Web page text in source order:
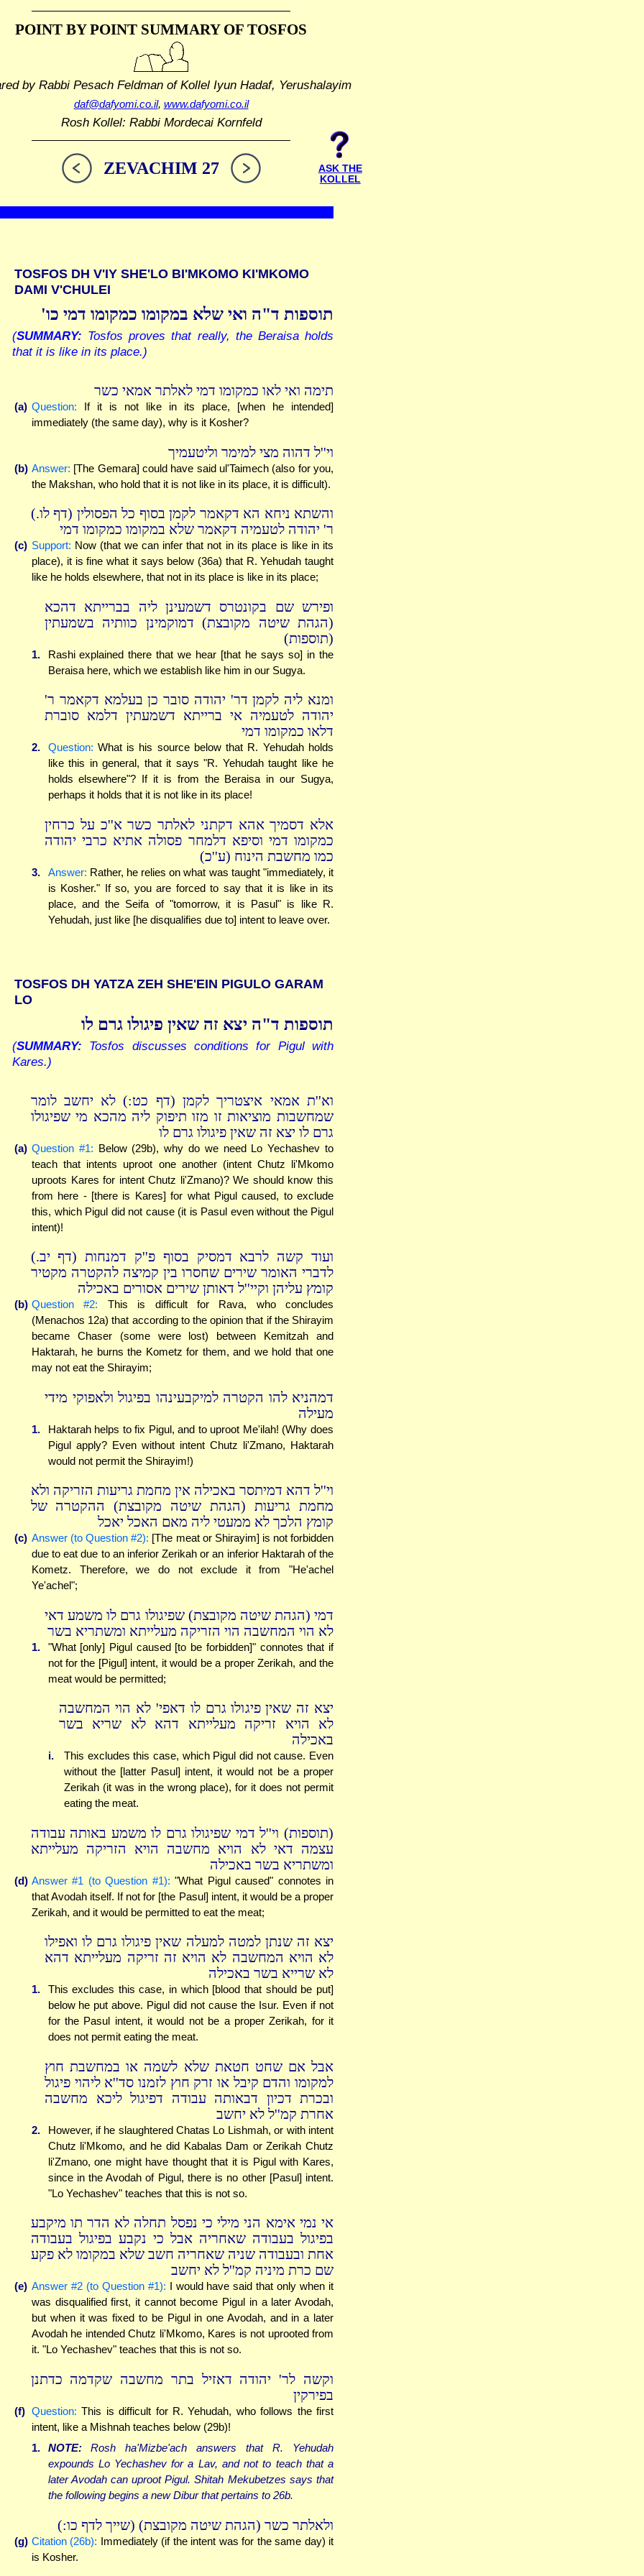
POINT BY POINT SUMMARYOF TOSFOS
by Rabbi Pesach Feldmanof Kollel Iyun Hadaf, Yerushalayim
daf@dafyomi.co.il, www.dafyomi.co.il
Rosh Kollel: Rabbi Mordecai Kornfeld
ZEVACHIM 27
ASK THE
KOLLEL
TOSFOS DH V'IY SHE'LO BI'MKOMO KI'MKOMO
DAMI V'CHULEI
תוספות ד"ה ואי שלא במקומו כמקומו דמי כו'
(SUMMARY: Tosfos proves that really, the Beraisa holds
that it is like in its place.)
תימה ואי לאו כמקומו דמי לאלתר אמאי כשר
(a) Question: If it is not like in its place, [when he intended]
immediately (the same day), why is it Kosher?
וי''ל דהוה מצי למימר וליטעמיך
(b) Answer: [The Gemara] could have said ul'Taimech (also for you,
the Makshan, who hold that it is not like in its place, it is difficult).
והשתא ניחא הא דקאמר לקמן בסוף כל הפסולין (דף לו.)
ר' יהודה לטעמיה דקאמר שלא במקומו כמקומו דמי
(c) Support: Now (that we can infer that not in its place is like in its
place), it is fine what it says below (36a) that R. Yehudah taught
like he holds elsewhere, that not in its place is like in its place;
ופירש שם בקונטרס דשמעינן ליה בברייתא דהכא
(הגהת שיטה מקובצת) דמוקמינן כוותיה בשמעתין
(תוספות)
1.
Rashi explained there that we hear [that he says so] in the
Beraisa here, which we establish like him in our Sugya.
ומנא ליה לקמן דר' יהודה סובר כן בעלמא דקאמר ר'
יהודה לטעמיה אי ברייתא דשמעתין דלמא סוברת
דלאו כמקומו דמי
2. Question: What is his source below that R. Yehudah holds
like this in general, that it says "R. Yehudah taught like he
holds elsewhere"? If it is from the Beraisa in our Sugya,
perhaps it holds that it is not like in its place!
אלא דסמיך אהא דקתני לאלתר כשר א''כ על כרחין
כמקומו דמי וסיפא דלמחר פסולה אתיא כרבי יהודה
כמו מחשבת הינוח (ע''כ)
3. Answer: Rather, he relies on what was taught "immediately, it
is Kosher." If so, you are forced to say that it is like in its
place, and the Seifa of "tomorrow, it is Pasul" is like R.
Yehudah, just like [he disqualifies due to] intent to leave over.
TOSFOS DH YATZA ZEH SHE'EIN PIGULO GARAM
LO
תוספות ד"ה יצא זה שאין פיגולו גרם לו
(SUMMARY: Tosfos discusses conditions for Pigul with
Kares.)
וא''ת אמאי איצטריך לקמן (דף כט:) לא יחשב לומר
שמחשבות מוציאות זו מזו תיפוק ליה מהכא מי שפיגולו
גרם לו יצא זה שאין פיגולו גרם לו
(a) Question #1: Below (29b), why do we need Lo Yechashev to
teach that intents uproot one another (intent Chutz li'Mkomo
uproots Kares for intent Chutz li'Zmano)? We should know this
from here - [there is Kares] for what Pigul caused, to exclude
this, which Pigul did not cause (it is Pasul even without the Pigul
intent)!
ועוד קשה לרבא דמסיק בסוף פ''ק דמנחות (דף יב.)
לדברי האומר שירים שחסרו בין קמיצה להקטרה מקטיר
קומץ עליהן וקיי''ל דאותן שירים אסורים באכילה
(b) Question #2: This is difficult for Rava, who concludes
(Menachos 12a) that according to the opinion that if the Shirayim
became Chaser (some were lost) between Kemitzah and
Haktarah, he burns the Kometz for them, and we hold that one
may not eat the Shirayim;
דמהניא להו הקטרה למיקבעינהו בפיגול ולאפוקי מידי
מעילה
1.
Haktarah helps to fix Pigul, and to uproot Me'ilah! (Why does
Pigul apply? Even without intent Chutz li'Zmano, Haktarah
would not permit the Shirayim!)
וי''ל דהא דמיתסר באכילה אין מחמת גריעות הזריקה ולא
מחמת גריעות (הגהת שיטה מקובצת) ההקטרה של
קומץ הלכך לא ממעטי ליה מאם האכל יאכל
(c) Answer (to Question #2): [The meat or Shirayim] is not forbidden
due to eat due to an inferior Zerikah or an inferior Haktarah of the
Kometz. Therefore, we do not exclude it from "He'achel
Ye'achel";
דמי (הגהת שיטה מקובצת) שפיגולו גרם לו משמע דאי
לא הוי המחשבה הוי הזריקה מעלייתא ומשתריא בשר
1.
"What [only] Pigul caused [to be forbidden]" connotes that if
not for the [Pigul] intent, it would be a proper Zerikah, and the
meat would be permitted;
יצא זה שאין פיגולו גרם לו דאפי' לא הוי המחשבה
לא הויא זריקה מעלייתא דהא לא שריא בשר
באכילה
i.
This excludes this case, which Pigul did not cause. Even
without the [latter Pasul] intent, it would not be a proper
Zerikah (it was in the wrong place), for it does not permit
eating the meat.
(תוספות) וי''ל דמי שפיגולו גרם לו משמע באותה עבודה
עצמה דאי לא הויא מחשבה הויא הזריקה מעלייתא
ומשתריא בשר באכילה
(d) Answer #1 (to Question #1): "What Pigul caused" connotes in
that Avodah itself. If not for [the Pasul] intent, it would be a proper
Zerikah, and it would be permitted to eat the meat;
יצא זה שנתן למטה למעלה שאין פיגולו גרם לו ואפילו
לא הויא המחשבה לא הויא זה זריקה מעלייתא דהא
לא שרייא בשר באכילה
1.
This excludes this case, in which [blood that should be put]
below he put above. Pigul did not cause the Isur. Even if not
for the Pasul intent, it would not be a proper Zerikah, for it
does not permit eating the meat.
אבל אם שחט חטאת שלא לשמה או במחשבת חוץ
למקומו והדם קיבל או זרק חוץ לזמנו סד''א ליהוי פיגול
ובכרת דכיון דבאותה עבודה דפיגול ליכא מחשבה
אחרת קמ''ל לא יחשב
2.
However, if he slaughtered Chatas Lo Lishmah, or with intent
Chutz li'Mkomo, and he did Kabalas Dam or Zerikah Chutz
li'Zmano, one might have thought that it is Pigul with Kares,
since in the Avodah of Pigul, there is no other [Pasul] intent.
"Lo Yechashev" teaches that this is not so.
אי נמי אימא הני מילי כי נפסל תחלה לא הדר תו מיקבע
בפיגול בעבודה שאחריה אבל כי נקבע בפיגול בעבודה
אחת ובעבודה שניה שאחריה חשב שלא במקומו לא פקע
שם כרת מיניה קמ''ל לא יחשב
(e) Answer #2 (to Question #1): I would have said that only when it
was disqualified first, it cannot become Pigul in a later Avodah,
but when it was fixed to be Pigul in one Avodah, and in a later
Avodah he intended Chutz li'Mkomo, Kares is not uprooted from
it. "Lo Yechashev" teaches that this is not so.
וקשה לר' יהודה דאזיל בתר מחשבה שקדמה כדתנן
בפירקין
(f) Question: This is difficult for R. Yehudah, who follows the first
intent, like a Mishnah teaches below (29b)!
1.
NOTE:Rosh ha'Mizbe'ach answers that R. Yehudah
expounds Lo Yechashev for a Lav, and not to teach that a
later Avodah can uproot Pigul. Shitah Mekubetzes says that
the following begins a new Dibur that pertains to 26b.
ולאלתר כשר (הגהת שיטה מקובצת) (שייך לדף כו:)
(g) Citation (26b): Immediately (if the intent was for the same day) it
is Kosher.